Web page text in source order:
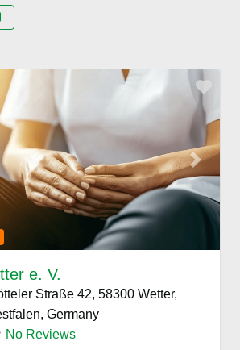
Next
e. V.
Straße 42, 58300 Wetter,
Germany
No Reviews